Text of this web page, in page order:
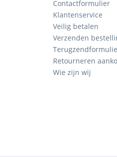
Contactformulier
Klantenservice
Veilig betalen
Verzenden
Retourneren
Wie zijn wij